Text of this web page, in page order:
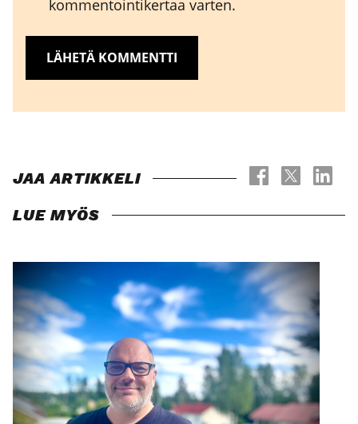
kommentointikertaa varten.
JAA ARTIKKELI
LUE MYÖS